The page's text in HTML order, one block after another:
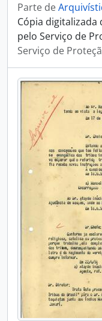
Parte de
Cópia
pelo Serviço de
Serviço de